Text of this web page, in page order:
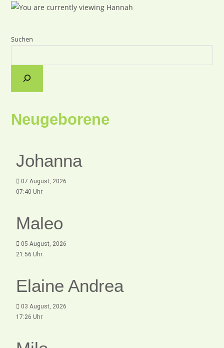
Suchen
Neugeborene
Johanna
07 August, 2026
07:40 Uhr
Maleo
05 August, 2026
21:56 Uhr
Elaine Andrea
03 August, 2026
17:26 Uhr